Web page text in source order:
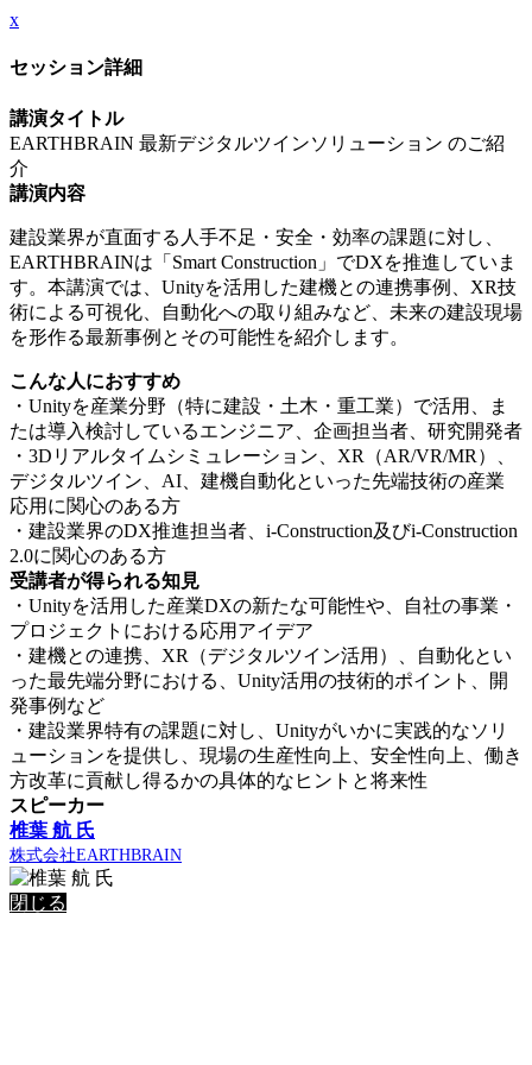
x
セッション詳細
講演タイトル
EARTHBRAIN 最新デジタルツインソリューション のご紹
介
講演内容
建設業界が直面する人手不足・安全・効率の課題に対し、
EARTHBRAINは「Smart Construction」でDXを推進していま
す。本講演では、Unityを活用した建機との連携事例、XR技
術による可視化、自動化への取り組みなど、未来の建設現場
を形作る最新事例とその可能性を紹介します。
こんな人におすすめ
・Unityを産業分野（特に建設・土木・重工業）で活用、ま
たは導入検討しているエンジニア、企画担当者、研究開発者
・3Dリアルタイムシミュレーション、XR（AR/VR/MR）、
デジタルツイン、AI、建機自動化といった先端技術の産業
応用に関心のある方
・建設業界のDX推進担当者、i-Construction及びi-Construction
2.0に関心のある方
受講者が得られる知見
・Unityを活用した産業DXの新たな可能性や、自社の事業・
プロジェクトにおける応用アイデア
・建機との連携、XR（デジタルツイン活用）、自動化とい
った最先端分野における、Unity活用の技術的ポイント、開
発事例など
・建設業界特有の課題に対し、Unityがいかに実践的なソリ
ューションを提供し、現場の生産性向上、安全性向上、働き
方改革に貢献し得るかの具体的なヒントと将来性
スピーカー
椎葉 航 氏
株式会社EARTHBRAIN
閉じる